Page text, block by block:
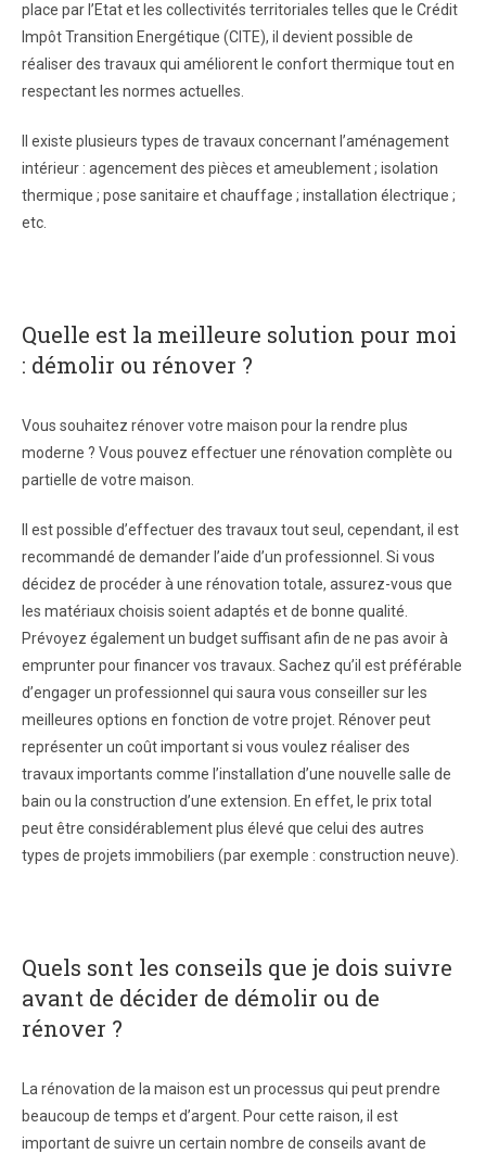
place par l’Etat et les collectivités territoriales telles que le Crédit
Impôt Transition Energétique (CITE), il devient possible de
réaliser des travaux qui améliorent le confort thermique tout en
respectant les normes actuelles.
Il existe plusieurs types de travaux concernant l’aménagement
intérieur : agencement des pièces et ameublement ; isolation
thermique ; pose sanitaire et chauffage ; installation électrique ;
etc.
Quelle est la meilleure solution pour moi
: démolir ou rénover ?
Vous souhaitez rénover votre maison pour la rendre plus
moderne ? Vous pouvez effectuer une rénovation complète ou
partielle de votre maison.
Il est possible d’effectuer des travaux tout seul, cependant, il est
recommandé de demander l’aide d’un professionnel. Si vous
décidez de procéder à une rénovation totale, assurez-vous que
les matériaux choisis soient adaptés et de bonne qualité.
Prévoyez également un budget suffisant afin de ne pas avoir à
emprunter pour financer vos travaux. Sachez qu’il est préférable
d’engager un professionnel qui saura vous conseiller sur les
meilleures options en fonction de votre projet. Rénover peut
représenter un coût important si vous voulez réaliser des
travaux importants comme l’installation d’une nouvelle salle de
bain ou la construction d’une extension. En effet, le prix total
peut être considérablement plus élevé que celui des autres
types de projets immobiliers (par exemple : construction neuve).
Quels sont les conseils que je dois suivre
avant de décider de démolir ou de
rénover ?
La rénovation de la maison est un processus qui peut prendre
beaucoup de temps et d’argent. Pour cette raison, il est
important de suivre un certain nombre de conseils avant de